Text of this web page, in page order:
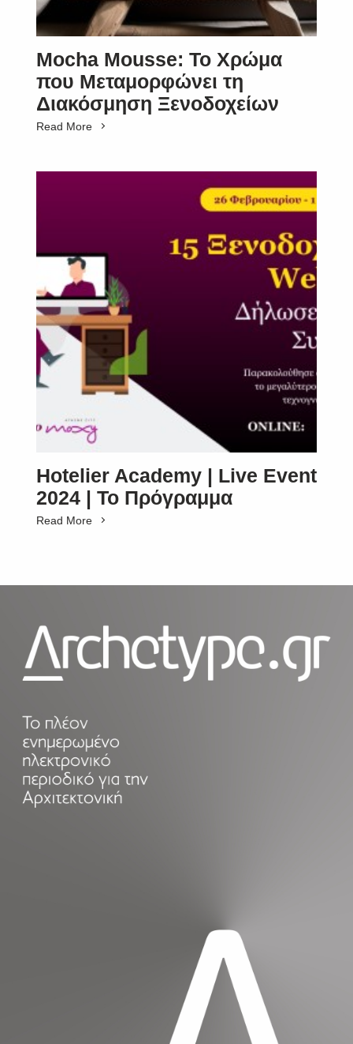
Mocha Mousse: Το Χρώμα
που Μεταμορφώνει τη
Διακόσμηση Ξενοδοχείων
Read More
Hotelier Academy | Live Event
2024 | Το Πρόγραμμα
Read More